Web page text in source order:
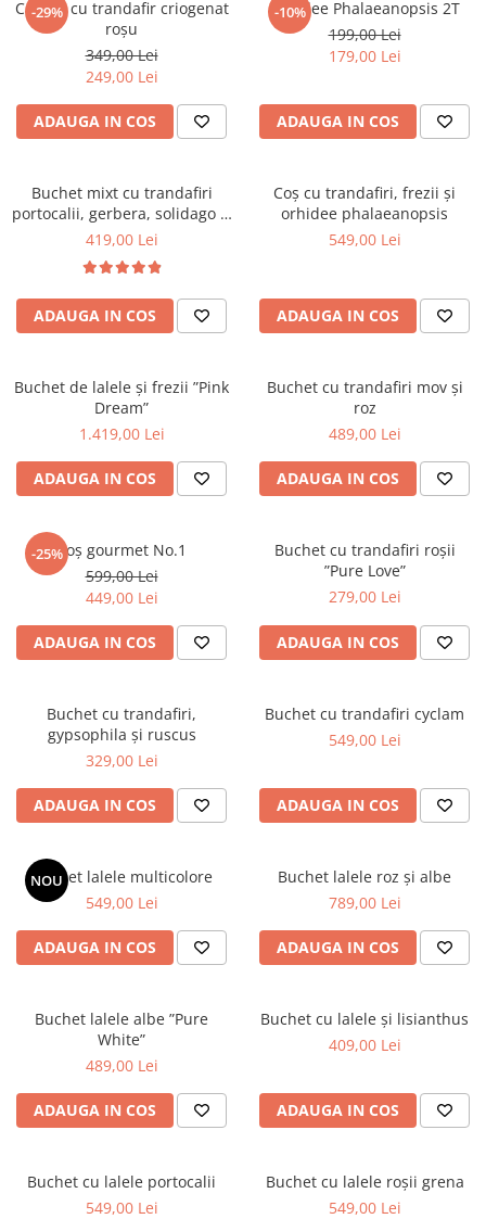
BUCHETE IRISI
BUCHETE LALELE
BUCHETE LISIANTHUS
BUCHETE MARI
BUCHETE MIXTE
BUCHETE PENTRU BĂRBAȚI
BUCHETE TRANDAFIRI
DE TRANDAFIRI ALBI
DE TRANDAFIRI MOV
DE TRANDAFIRI MULTICOLORI
DE TRANDAFIRI PORTOCALII
DE TRANDAFIRI ROZ
DE TRANDAFIRI ROȘII
COȘURI SF. VALENTIN
COȘURI TRANDAFIRI
-29%
Cupolă cu trandafir criogenat
roșu
349,00 Lei
249,00 Lei
ADAUGA IN COS
-10%
Orhidee Phalaeanopsis 2T
199,00 Lei
179,00 Lei
ADAUGA IN COS
Buchet mixt cu trandafiri
portocalii, gerbera, solidago și
dracaena
419,00 Lei
ADAUGA IN COS
Coș cu trandafiri, frezii și
orhidee phalaeanopsis
549,00 Lei
ADAUGA IN COS
Buchet de lalele și frezii ”Pink
Dream”
1.419,00 Lei
ADAUGA IN COS
Buchet cu trandafiri mov și
roz
489,00 Lei
ADAUGA IN COS
-25%Coș gourmet No.1
599,00 Lei
449,00 Lei
ADAUGA IN COS
Buchet cu trandafiri roșii
”Pure Love”
279,00 Lei
ADAUGA IN COS
Buchet cu trandafiri,
gypsophila și ruscus
329,00 Lei
ADAUGA IN COS
Buchet cu trandafiri cyclam
549,00 Lei
ADAUGA IN COS
NOU
Buchet lalele multicolore
549,00 Lei
ADAUGA IN COS
Buchet lalele roz și albe
789,00 Lei
ADAUGA IN COS
Buchet lalele albe ”Pure
White”
489,00 Lei
ADAUGA IN COS
Buchet cu lalele și lisianthus
409,00 Lei
ADAUGA IN COS
Buchet cu lalele portocalii
549,00 Lei
Buchet cu lalele roșii grena
549,00 Lei